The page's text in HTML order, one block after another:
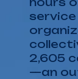
2,605
—an